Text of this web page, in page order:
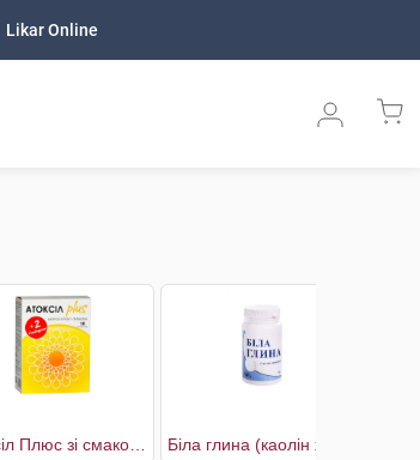
Likar Online